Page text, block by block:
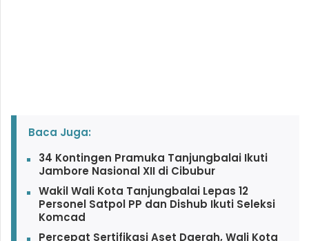
Baca Juga:
34 Kontingen Pramuka Tanjungbalai Ikuti
Jambore Nasional XII di Cibubur
Wakil Wali Kota Tanjungbalai Lepas 12
Personel Satpol PP dan Dishub Ikuti Seleksi
Komcad
Percepat Sertifikasi Aset Daerah, Wali Kota